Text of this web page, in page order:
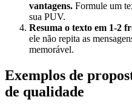
vantagens. Formule um
sua PUV.
Resuma o texto em 1-2
ele não repita as
memorável.
Exemplos de
de qualidade